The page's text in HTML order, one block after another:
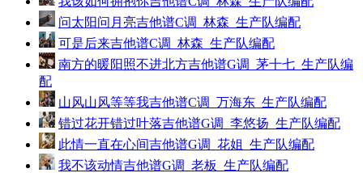
问太阳问月亮吉他谱C调_林森_生产队编配
可是后来吉他谱C调_林森_生产队编配
南方的暖阳照不进北方吉他谱G调_茅十七_生产队编
配
山风山风等等我吉他谱C调_万海东_生产队编配
错过花开错过叶落吉他谱G调_李悠扬_生产队编配
此情一直在心间吉他谱G调_花姐_生产队编配
我不该动情吉他谱G调_老板_生产队编配